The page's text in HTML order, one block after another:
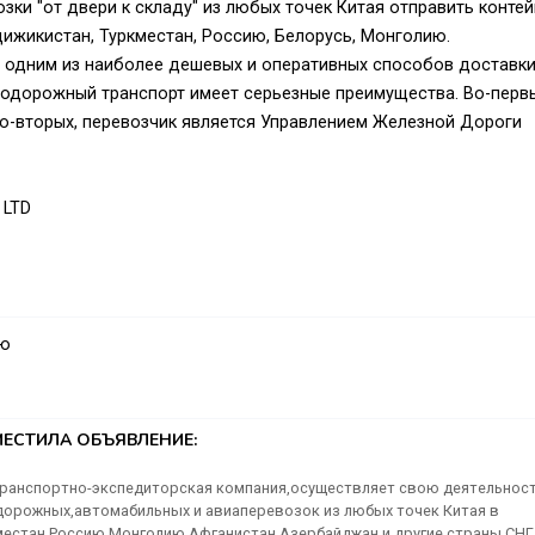
"от двери к складу" из любых точек Китая отправить
Туркместан, Россию, Белорусь, Монголию.
из наиболее дешевых и оперативных способов
транспорт имеет серьезные преимущества. Во-
вторых, перевозчик является Управлением Железной Дороги
ОБЪЯВЛЕНИЕ:
экспедиторская компания,осуществляет свою
и авиаперевозок из любых точек Китая в